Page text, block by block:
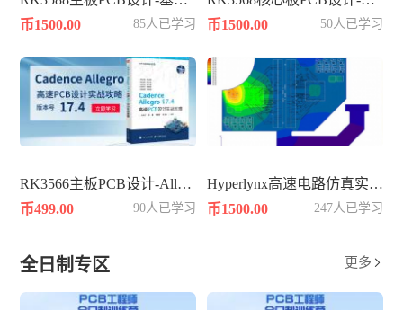
币1500.00
85人已学习
币1500.00
50人已学习
RK3566主板PCB设计-Allegro17.4
币499.00
90人已学习
Hyperlynx高速电路仿真实战知识
币1500.00
247人已学习
全日制专区 更多 